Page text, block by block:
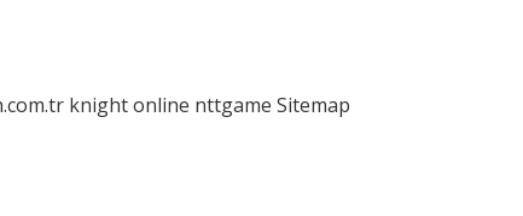
knight online nttgame Sitemap